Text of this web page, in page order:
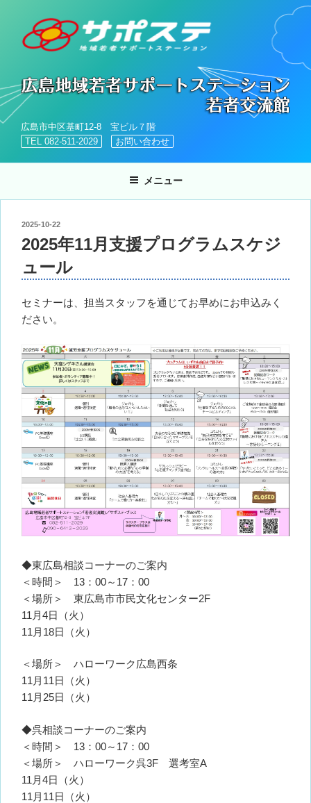
へ
ス
キ
広島市中区基町12-8 宝ビル７階
TEL 082-511-2029
お問い合わせ
メニュー
投
日:
2025-10-22
2025年11月支援プログラムスケジ
ュール
セミナーは、担当スタッフを通じてお早めにお申込みく
ださい。
◆東広島相談コーナーのご案内
＜時間＞ 13：00～17：00
＜場所＞ 東広島市市民文化センター2F
11月4日（火）
11月18日（火）
＜場所＞ ハローワーク広島西条
11月11日（火）
11月25日（火）
◆呉相談コーナーのご案内
＜時間＞ 13：00～17：00
＜場所＞ ハローワーク呉3F 選考室A
11月4日（火）
11月11日（火）